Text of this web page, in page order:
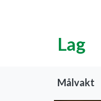
Lag
Målvakt